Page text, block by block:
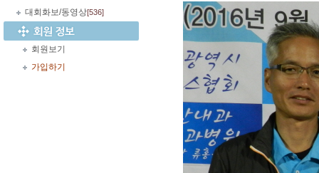
대회화보/동영상[536]
회원보기
가입하기